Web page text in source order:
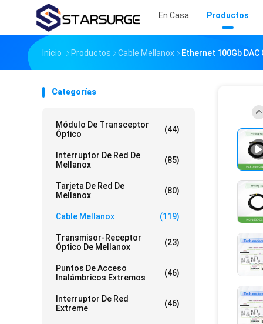
En Casa. Productos
Inicio Productos Cable Mellanox Ethernet 100Gb DAC
Categorías
Módulo De Transceptor
Óptico
(44)
Interruptor De Red De
Mellanox
(85)
Tarjeta De Red De
Mellanox
(80)
Cable Mellanox (119)
Transmisor-Receptor
Óptico De Mellanox
(23)
Puntos De Acceso
Inalámbricos Extremos
(46)
Interruptor De Red
Extreme
(46)